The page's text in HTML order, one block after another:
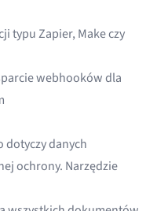
typu Zapier, Make czy
webhooków dla
dotyczy danych
ochrony. Narzędzie